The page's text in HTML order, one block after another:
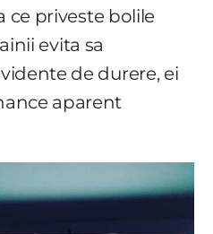
ce priveste bolile
evita sa
de durere, ei
aparent